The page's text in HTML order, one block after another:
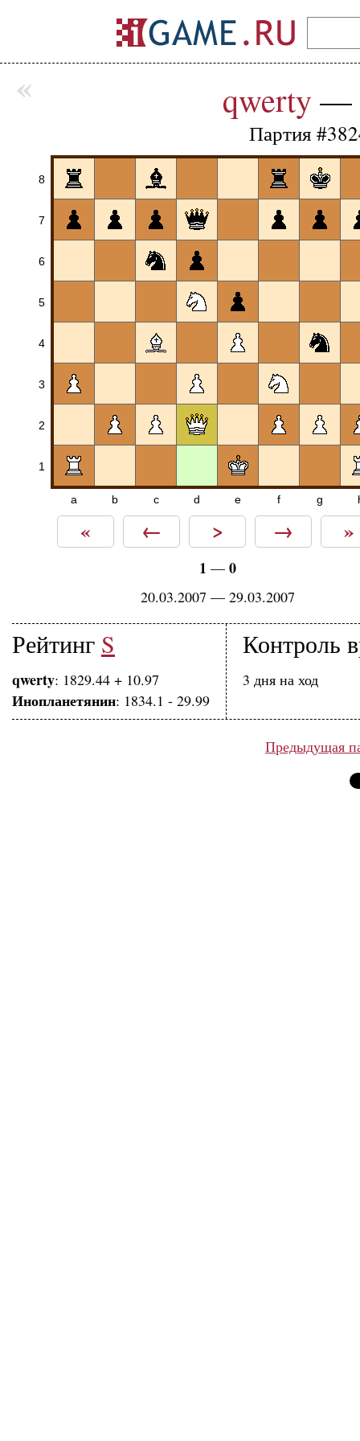
qwerty —
Партия
8
7
6
5
4
3
2
1
a b c d e f g
« ← > → »
1 — 0
20.03.2007 — 29.03.2007
Рейтинг S
qwerty: 1829.44 + 10.97
Инопланетянин: 1834.1 - 29.99
Контроль
3 дня на ход
Предыдущая
«